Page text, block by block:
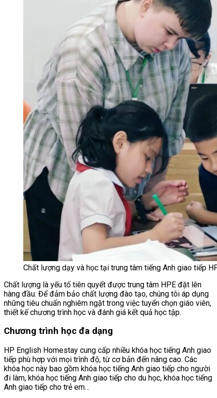
Chất lượng dạy và học tại trung tâm tiếng Anh giao tiếp
Chất lượng là yếu tố tiên quyết được trung tâm HPE đặt lên
hàng đầu. Để đảm bảo chất lượng đào tạo, chúng tôi áp dụng
những tiêu chuẩn nghiêm ngặt trong việc tuyển chọn giáo viên,
thiết kế chương trình học và đánh giá kết quả học tập.
Chương trình học đa dạng
HP English Homestay cung cấp nhiều khóa học tiếng Anh giao
tiếp phù hợp với mọi trình độ, từ cơ bản đến nâng cao. Các
khóa học này bao gồm khóa học tiếng Anh giao tiếp cho người
đi làm, khóa học tiếng Anh giao tiếp cho du học, khóa học tiếng
Anh giao tiếp cho trẻ em…